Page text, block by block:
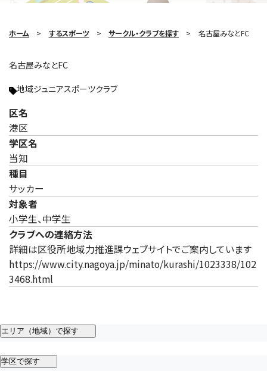
ホーム するスポーツ サークル・クラブを探す 名古屋みなとFC
名古屋みなとFC
地域ジュニアスポーツクラブ
区名
港区
学区名
当知
種目
サッカー
対象者
小学生、中学生
クラブへの連絡方法
詳細は区役所地域力推進課ウェブサイトでご案内しています
https://www.city.nagoya.jp/minato/kurashi/1023338/102
3468.html
エリア（地域）で探す
学区で探す